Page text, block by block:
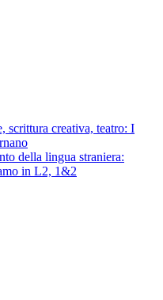
scrittura creativa, teatro: I
della lingua straniera:
in L2, 1&2